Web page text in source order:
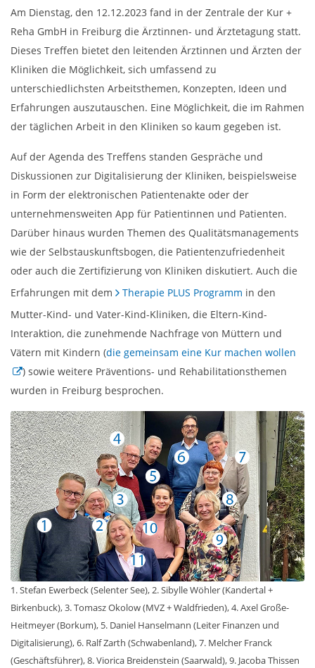
Am Dienstag, den 12.12.2023 fand in der Zentrale der Kur +
Reha GmbH in Freiburg die Ärztinnen- und Ärztetagung statt.
Dieses Treffen bietet den leitenden Ärztinnen und Ärzten der
Kliniken die Möglichkeit, sich umfassend zu
unterschiedlichsten Arbeitsthemen, Konzepten, Ideen und
Erfahrungen auszutauschen. Eine Möglichkeit, die im Rahmen
der täglichen Arbeit in den Kliniken so kaum gegeben ist.
Auf der Agenda des Treffens standen Gespräche und
Diskussionen zur Digitalisierung der Kliniken, beispielsweise
in Form der elektronischen Patientenakte oder der
unternehmensweiten App für Patientinnen und Patienten.
Darüber hinaus wurden Themen des Qualitätsmanagements
wie der Selbstauskunftsbogen, die Patientenzufriedenheit
oder auch die Zertifizierung von Kliniken diskutiert. Auch die
Erfahrungen mit dem
Therapie PLUS Programm in den
Mutter-Kind- und Vater-Kind-Kliniken, die Eltern-Kind-
Interaktion, die zunehmende Nachfrage von Müttern und
Vätern mit Kindern (die gemeinsam eine Kur machen wollen
) sowie weitere Präventions- und Rehabilitationsthemen
wurden in Freiburg besprochen.
1. Stefan Ewerbeck (Selenter See), 2. Sibylle Wöhler (Kandertal +
Birkenbuck), 3. Tomasz Okolow (MVZ + Waldfrieden), 4. Axel Große-
Heitmeyer (Borkum), 5. Daniel Hanselmann (Leiter Finanzen und
Digitalisierung), 6. Ralf Zarth (Schwabenland), 7. Melcher Franck
(Geschäftsführer), 8. Viorica Breidenstein (Saarwald), 9. Jacoba Thissen